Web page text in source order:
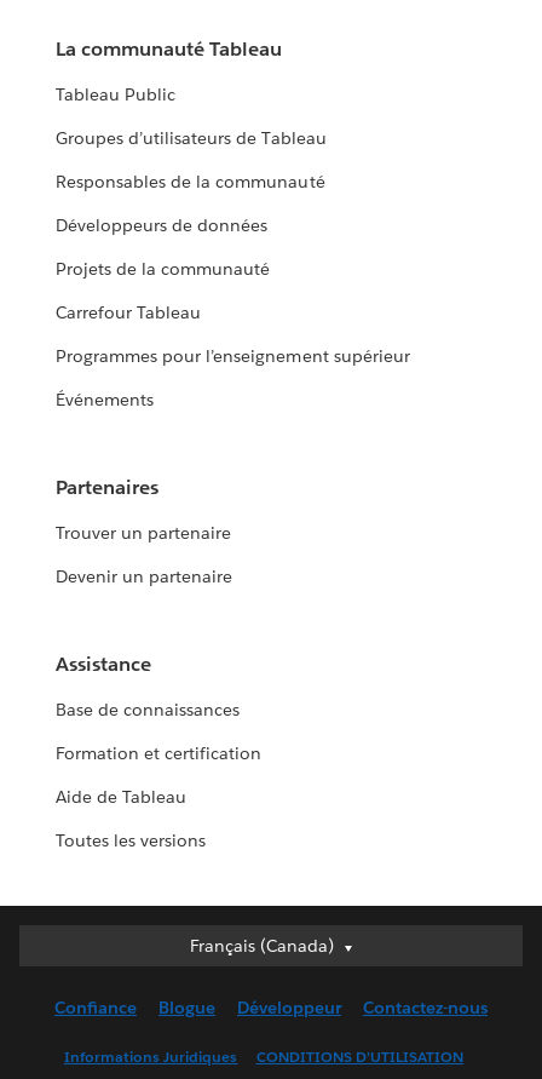
La communauté Tableau
Tableau Public
Groupes d’utilisateurs de Tableau
Responsables de la communauté
Développeurs de données
Projets de la communauté
Carrefour Tableau
Programmes pour l’enseignement supérieur
Événements
Partenaires
Trouver un partenaire
Devenir un partenaire
Assistance
Base de connaissances
Formation et certification
Aide de Tableau
Toutes les versions
Français (Canada)
Français (Canada)
English (UK)
Confiance Blogue Développeur Contactez-nous
Informations Juridiques CONDITIONS D’UTILISATION